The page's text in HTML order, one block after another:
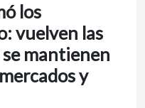
los
vuelven las
mantienen
y